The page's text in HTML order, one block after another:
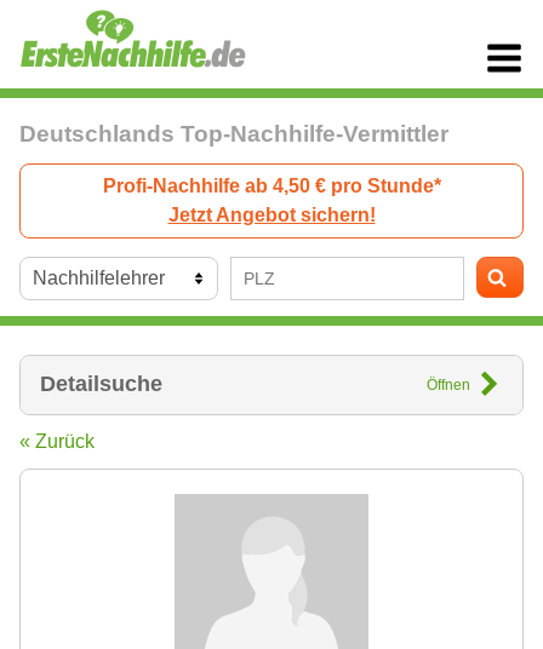
Deutschlands Top-Nachhilfe-Vermittler
Profi-Nachhilfe ab 4,50 € pro Stunde*
Jetzt Angebot sichern!
Detailsuche Öffnen
« Zurück